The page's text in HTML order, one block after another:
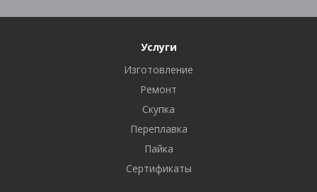
Услуги
Изготовление
Ремонт
Скупка
Переплавка
Пайка
Сертификаты